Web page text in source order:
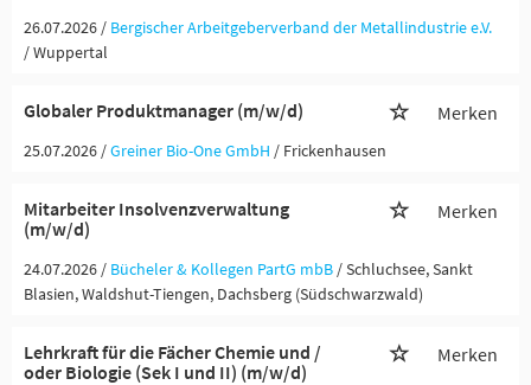
26.07.2026 / Bergischer Arbeitgeberverband der Metallindustrie e.V.
/ Wuppertal
Globaler Produktmanager (m/w/d) Merken
25.07.2026 /Greiner Bio-One GmbH / Frickenhausen
Mitarbeiter Insolvenzverwaltung
(m/w/d)
Merken
24.07.2026 / Bücheler & Kollegen PartG mbB / Schluchsee, Sankt
Blasien, Waldshut-Tiengen, Dachsberg (Südschwarzwald)
Lehrkraft für die Fächer Chemie und /
oder Biologie (Sek I und II) (m/w/d)
Merken